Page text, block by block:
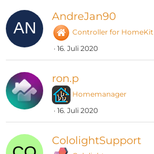
AndreJan90
Controller for HomeKit
16. Juli 2020
ron.p
Homemanager
16. Juli 2020
CololightSupport